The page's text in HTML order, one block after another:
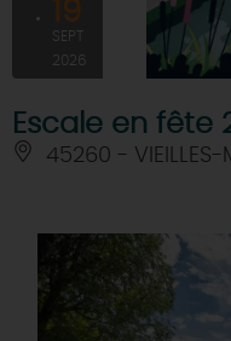
19
SEPT
2026
Escale en fête
45260 - VIEILLES-